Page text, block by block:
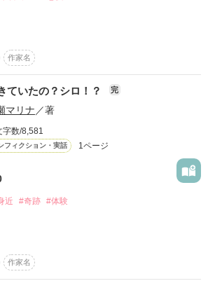
作品を読む
ーカー〜
通のメールだった
々に増していく
獄
足を取られ深みにはまる
れば周りの壁が崩れる
作家名
ていたの？シロ！？ 完
マリナ／著
字数/8,581
フィクション・実話 1ページ
近 #奇跡 #体験
きな犬。
名づけていたのですが突然、いなくなっ
作家名